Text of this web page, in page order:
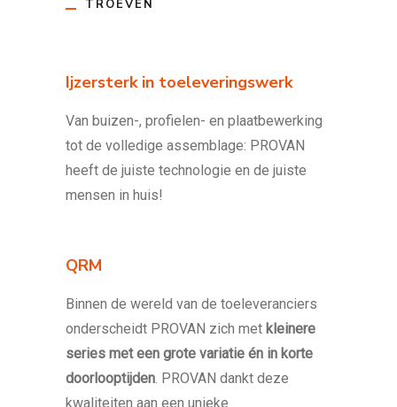
TROEVEN
Ijzersterk in toeleveringswerk
Van buizen-, profielen- en plaatbewerking
tot de volledige assemblage: PROVAN
heeft de juiste technologie en de juiste
mensen in huis!
QRM
Binnen de wereld van de toeleveranciers
onderscheidt PROVAN zich met kleinere
series met een grote variatie én in korte
doorlooptijden. PROVAN dankt deze
kwaliteiten aan een unieke